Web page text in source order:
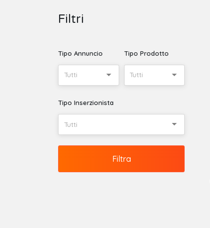
Filtri
Tipo Annuncio
Tutti
Tipo Prodotto
Tutti
Tipo Inserzionista
Tutti
Filtra